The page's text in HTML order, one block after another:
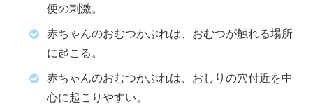
便の刺激。
赤ちゃんのおむつかぶれは、おむつが触れる場所
に起こる。
赤ちゃんのおむつかぶれは、おしりの穴付近を中
心に起こりやすい。